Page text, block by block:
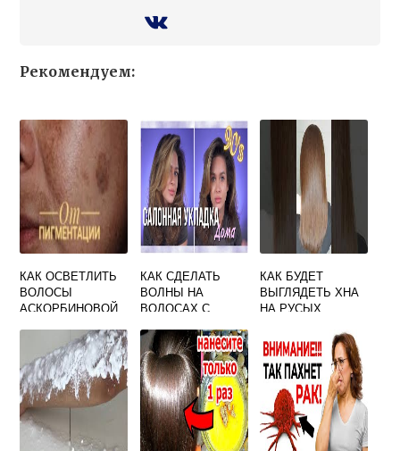
Рекомендуем:
КАК ОСВЕТЛИТЬ
ВОЛОСЫ
АСКОРБИНОВОЙ
КАК СДЕЛАТЬ
ВОЛНЫ НА
ВОЛОСАХ С
КОНЦАМИ
КАК БУДЕТ
ВЫГЛЯДЕТЬ ХНА
НА РУСЫХ